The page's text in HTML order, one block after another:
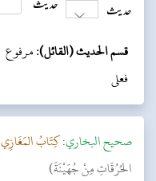
قسم الحديث (القائل):مرفوع
فعلی
‌صحيح البخاري:كِتَابُ المَغَازِي
الحُرُقَاتِ مِنْ جُهَيْنَةَ)